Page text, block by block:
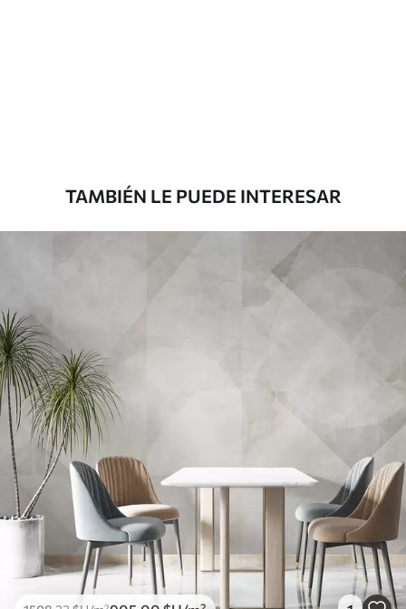
1990.001194.00$U/m²
TAMBIÉN LE PUEDE INTERESAR